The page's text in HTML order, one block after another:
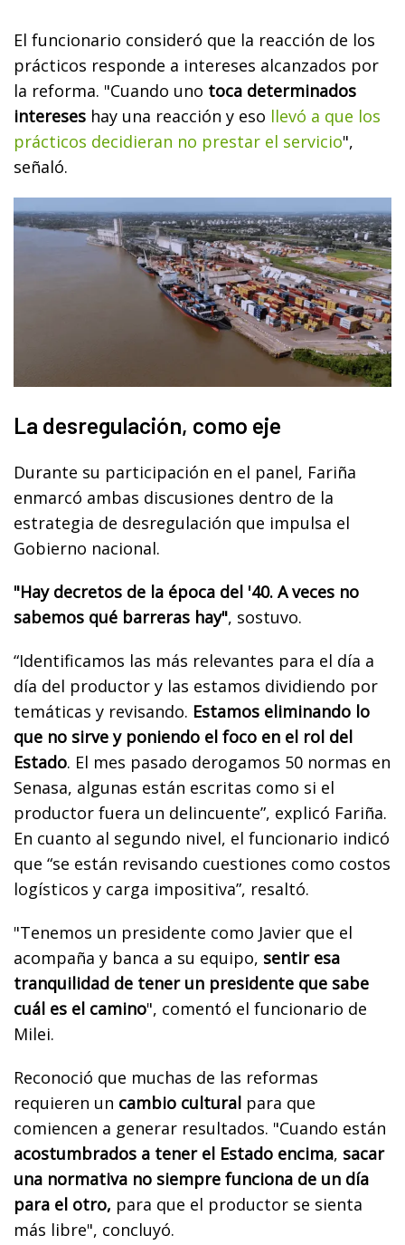
El funcionario consideró que la reacción de los
prácticos responde a intereses alcanzados por
la reforma. "Cuando uno toca determinados
intereses hay una reacción y eso llevó a que los
prácticos decidieran no prestar el servicio",
señaló.
La desregulación, como eje
Durante su participación en el panel, Fariña
enmarcó ambas discusiones dentro de la
estrategia de desregulación que impulsa el
Gobierno nacional.
"Hay decretos de la época del '40. A veces no
sabemos qué barreras hay", sostuvo.
“Identificamos las más relevantes para el día a
día del productor y las estamos dividiendo por
temáticas y revisando. Estamos eliminando lo
que no sirve y poniendo el foco en el rol del
Estado. El mes pasado derogamos 50 normas en
Senasa, algunas están escritas como si el
productor fuera un delincuente”, explicó Fariña.
En cuanto al segundo nivel, el funcionario indicó
que “se están revisando cuestiones como costos
logísticos y carga impositiva”, resaltó.
"Tenemos un presidente como Javier que el
acompaña y banca a su equipo, sentir esa
tranquilidad de tener un presidente que sabe
cuál es el camino", comentó el funcionario de
Milei.
Reconoció que muchas de las reformas
requieren un cambio cultural para que
comiencen a generar resultados. "Cuando están
acostumbrados a tener el Estado encima, sacar
una normativa no siempre funciona de un día
para el otro, para que el productor se sienta
más libre", concluyó.